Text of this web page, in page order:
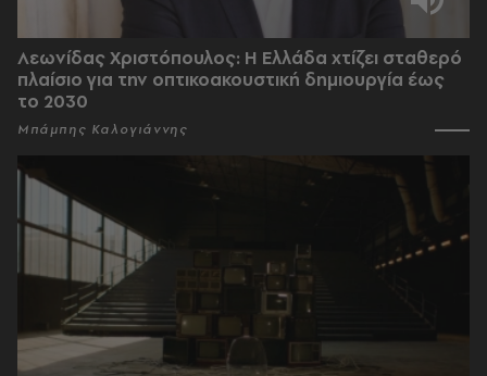
Λεωνίδας Χριστόπουλος: Η Ελλάδα χτίζει σταθερό
πλαίσιο για την οπτικοακουστική δημιουργία έως
το 2030
Μπάμπης Καλογιάννης